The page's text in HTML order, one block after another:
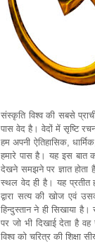
संस्कृति विश्व की सबसे
पास वेद है। वेदों में सृष्टि
हम अपनी ऐतिहासिक,
हमारे पास है। यह इस बात
देखने समझने पर ज्ञात होता
स्थल वेद ही है। यह प्रतीत
द्वारा सत्य की खोज एवं
हिन्दुस्तान ने ही सिखाया है।
पर जो भी दिखाई देता है
विश्व को चरित्र की शिक्षा